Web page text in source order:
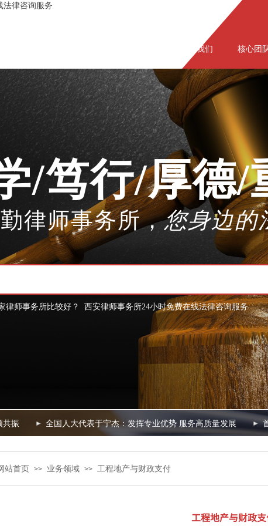
/笃行/厚德/
律师事务所，您身边的
律师事务所比较好？ 西安律师事务所24小时免费在线法律咨询服务
振 全国人大代表于宁杰：发挥专业优势 服务高质量发展 首
站首页 >> 业务领域 >> 工程地产与财政支付
工程地产与财政
法律咨询服务
关于我们 核心团